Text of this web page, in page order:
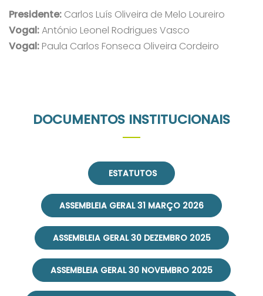
Presidente: Carlos Luís Oliveira de Melo Loureiro
Vogal:António Leonel Rodrigues Vasco
Vogal: Paula Carlos Fonseca Oliveira Cordeiro
DOCUMENTOS INSTITUCIONAIS
ESTATUTOS
ASSEMBLEIA GERAL 31 MARÇO 2026
ASSEMBLEIA GERAL 30 DEZEMBRO 2025
ASSEMBLEIA GERAL 30 NOVEMBRO 2025